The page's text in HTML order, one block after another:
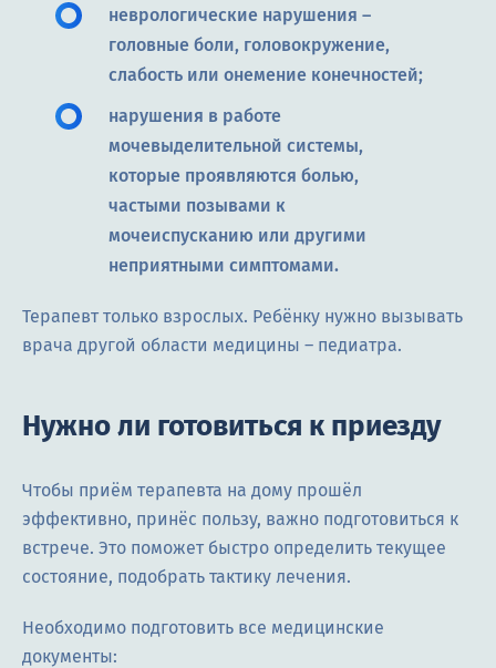
неврологические нарушения –
головные боли, головокружение,
слабость или онемение конечностей;
нарушения в работе
мочевыделительной системы,
которые проявляются болью,
частыми позывами к
мочеиспусканию или другими
неприятными симптомами.
Терапевт только взрослых. Ребёнку нужно вызывать
врача другой области медицины – педиатра.
Нужно ли готовиться к приезду
Чтобы приём терапевта на дому прошёл
эффективно, принёс пользу, важно подготовиться к
встрече. Это поможет быстро определить текущее
состояние, подобрать тактику лечения.
Необходимо подготовить все медицинские
документы: